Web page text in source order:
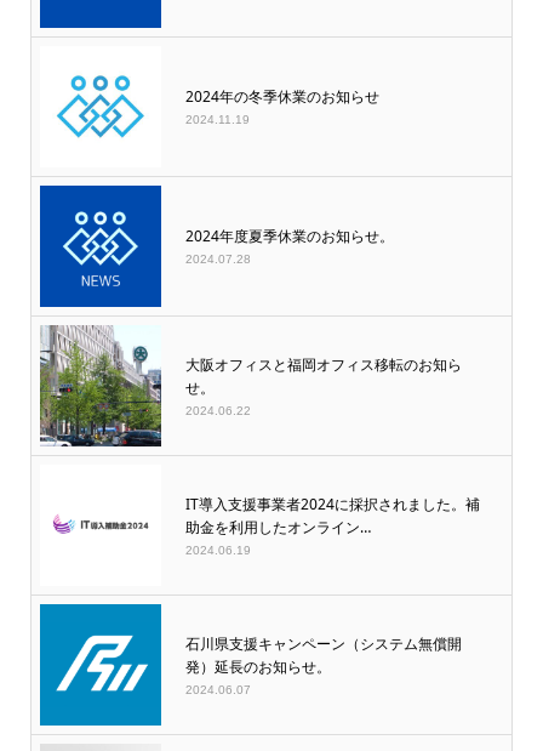
2024年の冬季休業のお知らせ
2024.11.19
2024年度夏季休業のお知らせ。
2024.07.28
大阪オフィスと福岡オフィス移転のお知ら
せ。
2024.06.22
IT導入支援事業者2024に採択されました。補
助金を利用したオンライン…
2024.06.19
石川県支援キャンペーン（システム無償開
発）延長のお知らせ。
2024.06.07